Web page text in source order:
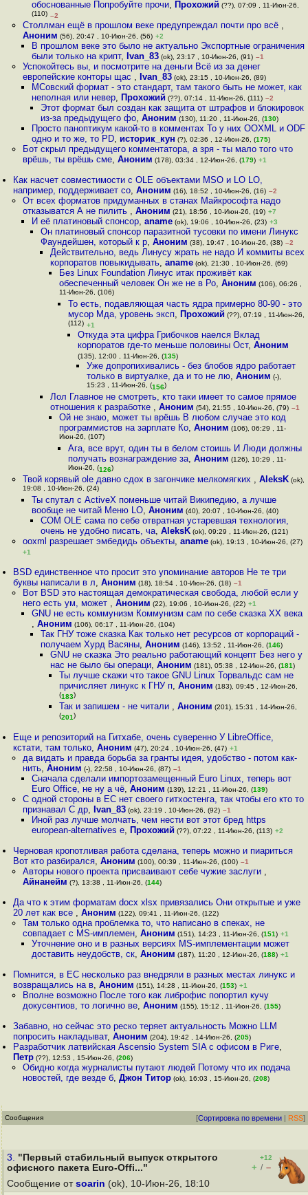
обоснованные Попробуйте прочи, Прохожий (??), 07:09 , 11-Июн-26,
(110) –2
Столлман ещё в прошлом веке предупреждал почти про всё ,
Аноним (56), 20:47 , 10-Июн-26, (56) +2
В прошлом веке это было не актуально Экспортные ограничения
были только на крипт, Ivan_83(ok), 23:17 , 10-Июн-26, (91) –1
Успокойтесь вы, и посмотрите на деньги Всё из за денег
европейские конторы щас , Ivan_83(ok), 23:15 , 10-Июн-26, (89)
МСовский формат - это стандарт, там такого быть не может, как
неполная или невер, Прохожий (??), 07:14 , 11-Июн-26, (111) –2
Этот формат был создан как защита от штрафов и блокировок
из-за предыдущего фо,Аноним (130), 11:20 , 11-Июн-26, (130)
Просто паноптикум какой-то в комментах То у них OOXML и ODF
одно и то же, то PD, историк_кун (?), 02:36 , 12-Июн-26, (175)
Бот скрыл предыдущего комментатора, а зря - ты мало того что
врёшь, ты врёшь сме, Аноним (178), 03:34 , 12-Июн-26, (179) +1
Как насчет совместимости с OLE объектами MSO и LO LO,
например, поддерживает со,Аноним (16), 18:52 , 10-Июн-26, (16) –2
От всех форматов придуманных в станах Майкрософта надо
отказыватся А не пилить , Аноним (21), 18:56 , 10-Июн-26, (19) +7
И её платиновый спонсор, aname(ok), 19:06 , 10-Июн-26, (23) +3
Он платиновый спонсор паразитной тусовки по имени Линукс
Фаундейшен, который к р,Аноним (38), 19:47 , 10-Июн-26, (38) –2
Действительно, ведь Линусу жрать не надо И коммиты всех
корпоратов повыкидывать, aname(ok), 21:30 , 10-Июн-26, (69)
Без Linux Foundation Линус итак проживёт как
обеспеченный человек Он же не в Ро, Аноним (106), 06:26 ,
11-Июн-26, (106)
То есть, подавляющая часть ядра примерно 80-90 - это
мусор Мда, уровень эксп, Прохожий (??), 07:19 , 11-Июн-26,
(112) +1
Откуда эта цифра Грибочков наелся Вклад
корпоратов где-то меньше половины Ост, Аноним
(135), 12:00 , 11-Июн-26, (135)
Уже допропихивались - без блобов ядро работает
только в виртуалке, да и то не лю, Аноним (-),
15:23 , 11-Июн-26, (156)
Лол Главное не смотреть, кто таки имеет то самое прямое
отношения к разработке , Аноним (54), 21:55 , 10-Июн-26, (79) –1
Ой не знаю, может ты врёшь В любом случае это код
программистов на зарплате Ко, Аноним (106), 06:29 , 11-
Июн-26, (107)
Ага, все врут, один ты в белом стоишь И Люди должны
получать вознаграждение за,Аноним (126), 10:29 , 11-
Июн-26, (126)
Твой корявый ole давно сдох в загончике мелкомягких , AleksK(ok),
19:08 , 10-Июн-26, (24)
Ты спутал с ActiveX поменьше читай Википедию, а лучше
вообще не читай Меню LO, Аноним (40), 20:07 , 10-Июн-26, (40)
COM OLE сама по себе отвратная устаревшая технология,
очень не удобно писать, ча,AleksK (ok), 09:29 , 11-Июн-26, (121)
ooxml разрешает эмбедидь объекты, aname(ok), 19:13 , 10-Июн-26, (27)
+1
BSD единственное что просит это упоминание авторов Не те три
буквы написали в л,Аноним (18), 18:54 , 10-Июн-26, (18) –1
Вот BSD это настоящая демократическая свобода, любой если у
него есть ум, может , Аноним (22), 19:06 , 10-Июн-26, (22) +1
GNU не есть коммунизм Коммунизм сам по себе сказка XX века
, Аноним (106), 06:17 , 11-Июн-26, (104)
Так ГНУ тоже сказка Как только нет ресурсов от корпораций -
получаем Хурд Васяны,Аноним (146), 13:52 , 11-Июн-26, (146)
GNU не сказка Это реально работающий концепт Без него у
нас не было бы операци, Аноним (181), 05:38 , 12-Июн-26, (181)
Ты лучше скажи что такое GNU Linux Торвальдс сам не
причисляет линукс к ГНУ п, Аноним (183), 09:45 , 12-Июн-26,
(183)
Так и запишем - не читали , Аноним (201), 15:31 , 14-Июн-26,
(201)
Еще и репозиторий на Гитхабе, очень суверенно У LibreOffice,
кстати, там только,Аноним (47), 20:24 , 10-Июн-26, (47) +1
да видать и правда борьба за гранты идея, удобство - потом как-
нить, Аноним (-), 22:58 , 10-Июн-26, (87) –1
Сначала сделали импортозамещенный Euro Linux, теперь вот
Euro Office, не ну а чё, Аноним (139), 12:21 , 11-Июн-26, (139)
С одной стороны в ЕС нет своего гитхостенга, так чтобы его кто то
признавал С др, Ivan_83(ok), 23:19 , 10-Июн-26, (92) –1
Иной раз лучше молчать, чем нести вот этот бред https
european-alternatives e, Прохожий (??), 07:22 , 11-Июн-26, (113) +2
Черновая кропотливая работа сделана, теперь можно и пиариться
Вот кто разбирался,Аноним (100), 00:39 , 11-Июн-26, (100) –1
Авторы нового проекта присваивают себе чужие заслуги ,
Айнанейм (?), 13:38 , 11-Июн-26, (144)
Да что к этим форматам docx xlsx привязались Они открытые и уже
20 лет как все ,Аноним (122), 09:41 , 11-Июн-26, (122)
Там только одна проблемка то, что написано в спеках, не
совпадает с MS-имплемен, Аноним (151), 14:23 , 11-Июн-26, (151) +1
Уточнение оно и в разных версиях MS-имплементации может
доставить неудобств, ск, Аноним (187), 11:20 , 12-Июн-26, (188) +1
Помнится, в ЕС несколько раз внедряли в разных местах линукс и
возвращались на в,Аноним (151), 14:28 , 11-Июн-26, (153) +1
Вполне возможно После того как либрофис попортил кучу
докусентиов, то логично ве, Аноним (155), 15:12 , 11-Июн-26, (155)
Забавно, но сейчас это реско теряет актуальность Можно LLM
попросить накладыват,Аноним (204), 19:42 , 14-Июн-26, (205)
Разработчик латвийская Ascensio System SIA с офисом в Риге,
Петр (??), 12:53 , 15-Июн-26, (206)
Обидно когда журналисты путают людей Потому что их подача
новостей, где везде б, Джон Титор(ok), 16:03 , 15-Июн-26, (208)
Сообщения [Сортировка по времени | RSS]
3. "Первый стабильный выпуск открытого
офисного пакета Euro-Offi..."
+12
+ / –
Сообщение от soarin (ok), 10-Июн-26, 18:10